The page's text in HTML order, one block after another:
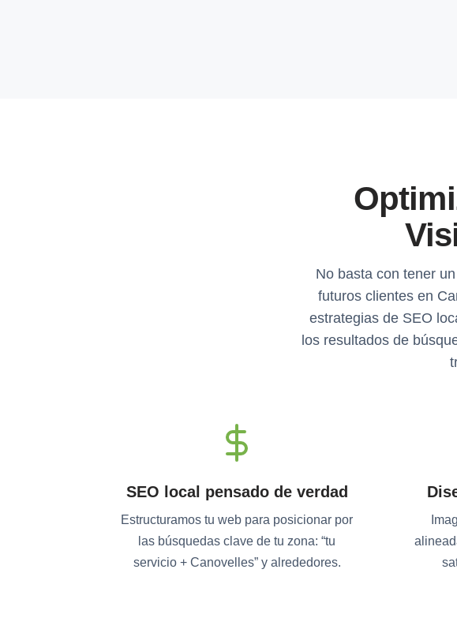
No basta con tener
futuros clientes en
estrategias de SEO
los resultados de
SEO local pensado de verdad
Estructuramos tu web para posicionar por
las búsquedas clave de tu zona: “tu
servicio + Canovelles” y alrededores.